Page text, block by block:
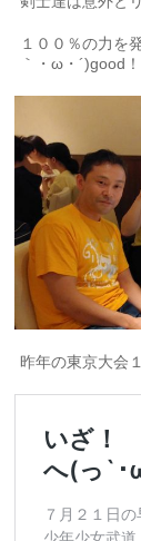
１００％の力を
｀・ω・´)good！
昨年の東京大会